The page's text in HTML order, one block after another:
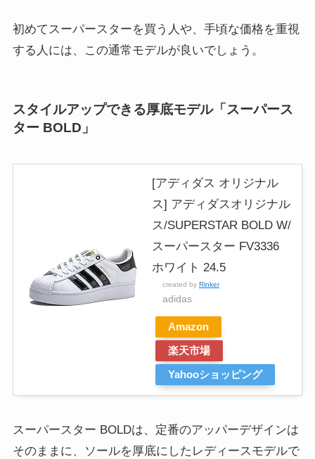
初めてスーパースターを買う人や、手頃な価格を重視
する人には、この通常モデルが良いでしょう。
スタイルアップできる厚底モデル「スーパース
ター BOLD」
[アディダス オリジナル
ス] アディダスオリジナル
ス/SUPERSTAR BOLD W/
スーパースター FV3336
ホワイト 24.5
created by Rinker
adidas
Amazon
楽天市場
Yahooショッピング
スーパースター BOLDは、定番のアッパーデザインは
そのままに、ソールを厚底にしたレディースモデルで